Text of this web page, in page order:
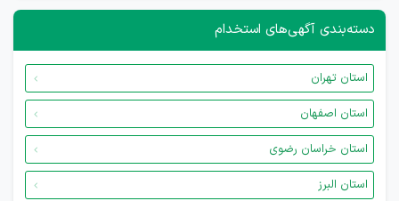
دسته‌بندی آگهی‌های استخدام
استان تهران
استان اصفهان
استان خراسان رضوی
استان البرز